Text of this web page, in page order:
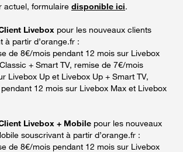
actuel, formulaire disponible ici.
Livebox pour les nouveaux clients
à partir d’orange.fr :
de 8€/mois pendant 12 mois sur Livebox
+ Smart TV, remise de 7€/mois
Livebox Up et Livebox Up + Smart TV,
12 mois sur Livebox Max et Livebox
Livebox + Mobile pour les nouveaux
souscrivant à partir d’orange.fr :
de 8€/mois pendant 12 mois sur Livebox